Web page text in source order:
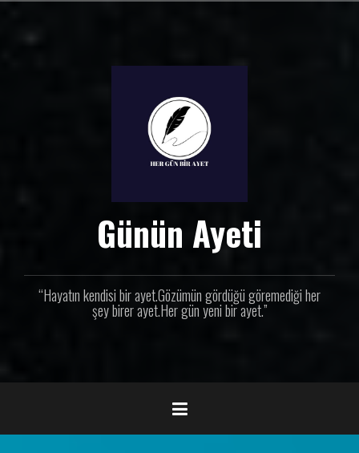
Günün Ayeti
“Hayatın kendisi bir ayet.Gözümün gördüğü göremediği her
şey birer ayet.Her gün yeni bir ayet.”